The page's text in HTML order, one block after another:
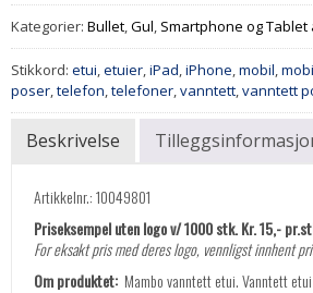
Kategorier: Bullet,Gul, Smartphone og Tablet
Stikkord: etui,etuier,iPad,iPhone,mobil,
poser,telefon,telefoner,vanntett,vanntett
Beskrivelse
Artikkelnr.: 10049801
Priseksempel uten logo v/ 1000 stk. Kr. 15,-
For eksakt pris med deres logo, vennligst innhent
Om produktet: Mambo vanntett etui. Vanntett